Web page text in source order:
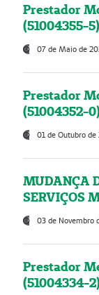
Prestador
(51004355-5)
07 de Maio de
Prestador
(51004352-
01 de Outubro de
MUDANÇA
SERVIÇOS
03 de Novembro
Prestador
(51004334-